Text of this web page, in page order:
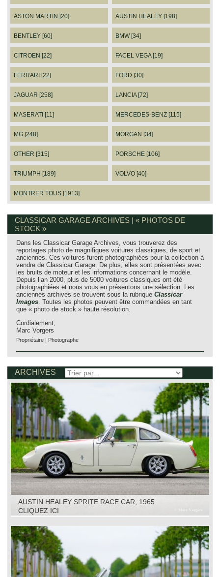
ASTON MARTIN [20] AUSTIN HEALEY [198]
BENTLEY [60] BMW [34]
CITROEN [22] FACEL VEGA [19]
FERRARI [22] FORD [30]
JAGUAR [258] LANCIA [72]
MASERATI [11] MERCEDES-BENZ [115]
MG [248] MORGAN [34]
OTHER [315] PORSCHE [106]
TRIUMPH [189] VOLVO [40]
MONTRER TOUS [1913]
CLASSICAR GARAGE ARCHIVES | « PHOTOS DE
STOCK »
Dans les Classicar Garage Archives, vous trouverez des
reportages photo de magnifiques voitures classiques, de sport et
anciennes. Ces voitures furent photographiées pour la collection à
vendre de Classicar Garage. De plus, elles sont présentées avec
les bruits de moteur et les informations concernant le modèle.
Depuis l’an 2000, plus de 5000 voitures classiques ont été
photographiées et nous vous en présentons une sélection. Les
anciennes archives se trouvent sous la rubrique Classicar
Images . Toutes les photos peuvent être commandées en tant
que « photo de stock » haute résolution.
Cordialement,
Marc Vorgers
Propriétaire | Photographe
ARCHIVES
AUSTIN HEALEY SPRITE RACE CAR, 1965
CLIQUEZ ICI